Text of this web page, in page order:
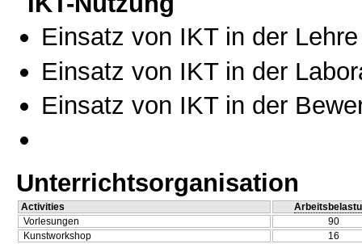
Einsatz von IKT in der Lehre
Einsatz von IKT in der
Einsatz von IKT in der
Unterrichtsorganisation
Activities
Vorlesungen
90
Kunstworkshop
16